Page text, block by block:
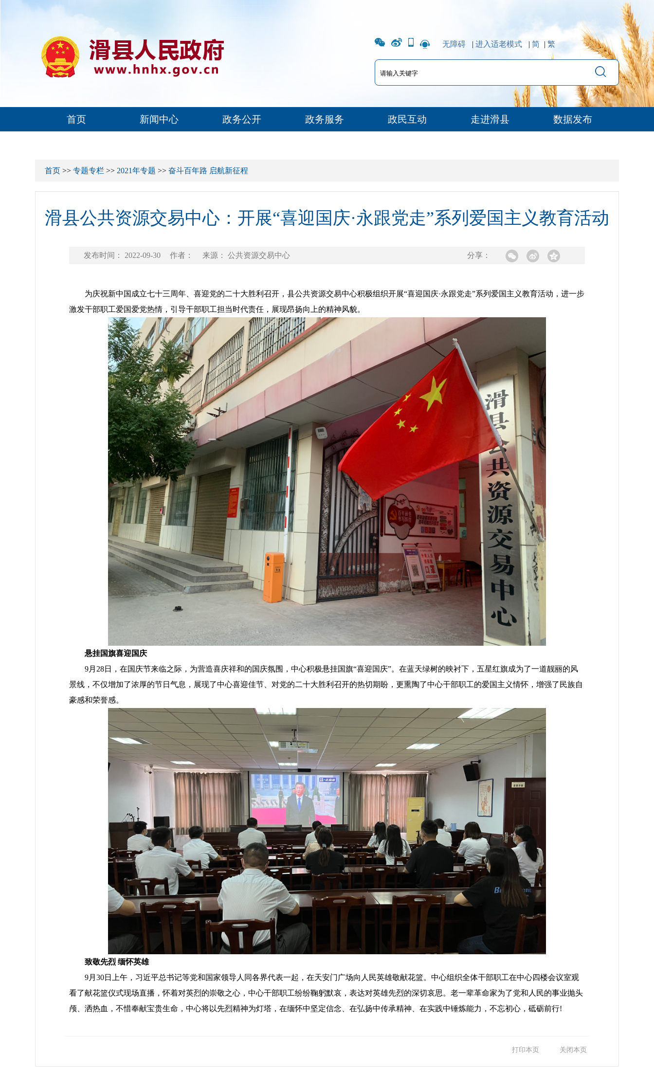
无障碍 | 进入适老模式 | 简 | 繁
首页 新闻中心 政务公开 政务服务 政民互动 走进滑县 数据发布
首页 >> 专题专栏 >> 2021年专题 >> 奋斗百年路 启航新征程
滑县公共资源交易中心：开展“喜迎国庆·永跟党走”系列爱国主义教育活动
发布时间： 2022-09-30 作者： 来源： 公共资源交易中心 分享：
为庆祝新中国成立七十三周年、喜迎党的二十大胜利召开，县公共资源交易中心积极组织开展“喜迎国庆·永跟党走”系列爱国主义教育活动，进一步
激发干部职工爱国爱党热情，引导干部职工担当时代责任，展现昂扬向上的精神风貌。
悬挂国旗喜迎国庆
9月28日，在国庆节来临之际，为营造喜庆祥和的国庆氛围，中心积极悬挂国旗“喜迎国庆”。在蓝天绿树的映衬下，五星红旗成为了一道靓丽的风
景线，不仅增加了浓厚的节日气息，展现了中心喜迎佳节、对党的二十大胜利召开的热切期盼，更熏陶了中心干部职工的爱国主义情怀，增强了民族自
豪感和荣誉感。
致敬先烈 缅怀英雄
9月30日上午，习近平总书记等党和国家领导人同各界代表一起，在天安门广场向人民英雄敬献花篮。中心组织全体干部职工在中心四楼会议室观
看了献花篮仪式现场直播，怀着对英烈的崇敬之心，中心干部职工纷纷鞠躬默哀，表达对英雄先烈的深切哀思。老一辈革命家为了党和人民的事业抛头
颅、洒热血，不惜奉献宝贵生命，中心将以先烈精神为灯塔，在缅怀中坚定信念、在弘扬中传承精神、在实践中锤炼能力，不忘初心，砥砺前行!
打印本页 关闭本页